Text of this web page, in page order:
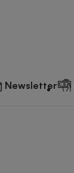
Newsletter